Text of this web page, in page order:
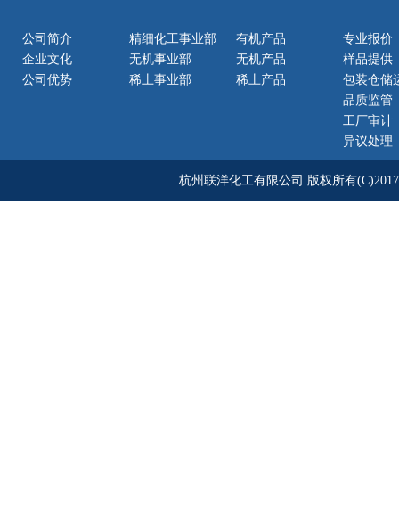
公司简介
企业文化
公司优势
精细化工事业部
无机事业部
稀土事业部
有机产品
无机产品
稀土产品
专业报价
样品提供
包装仓储
品质监管
工厂审计
异议处理
杭州联洋化工有限公司 版权所有(C)2017